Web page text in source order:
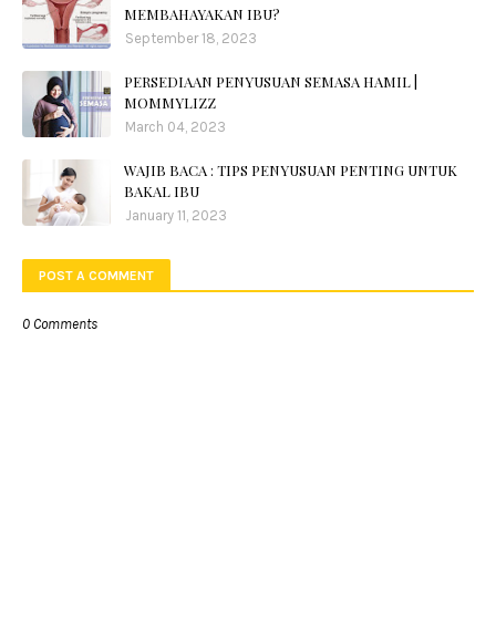
MEMBAHAYAKAN IBU?
September 18, 2023
PERSEDIAAN PENYUSUAN SEMASA HAMIL |
MOMMYLIZZ
March 04, 2023
WAJIB BACA : TIPS PENYUSUAN PENTING UNTUK
BAKAL IBU
January 11, 2023
POST A COMMENT
0 Comments